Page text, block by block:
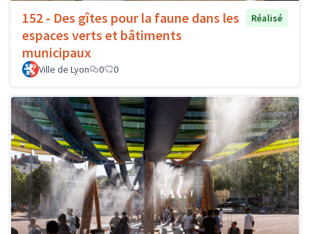
152 - Des gîtes pour la faune dans les
espaces verts et bâtiments
municipaux
Réalisé
Ville de Lyon 0 0